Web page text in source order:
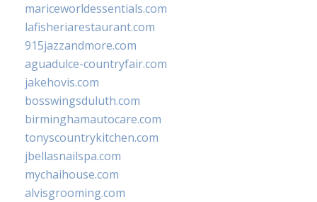
mariceworldessentials.com
lafisheriarestaurant.com
915jazzandmore.com
aguadulce-countryfair.com
jakehovis.com
bosswingsduluth.com
birminghamautocare.com
tonyscountrykitchen.com
jbellasnailspa.com
mychaihouse.com
alvisgrooming.com